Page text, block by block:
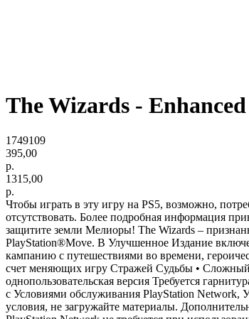
The Wizards -
1749109
395,00
р.
1315,00
р.
Чтобы играть в эту игру на PS5, возможно,
отсутствовать. Более подробная информация
защитите земли Мелиоры! The Wizards –
PlayStation®Move. В Улучшенное Издание
кампанию с путешествиями во времени,
счет меняющих игру Стражей Судьбы •
однопользовательская версия Требуется
с Условиями обслуживания PlayStation
условия, не загружайте материалы.